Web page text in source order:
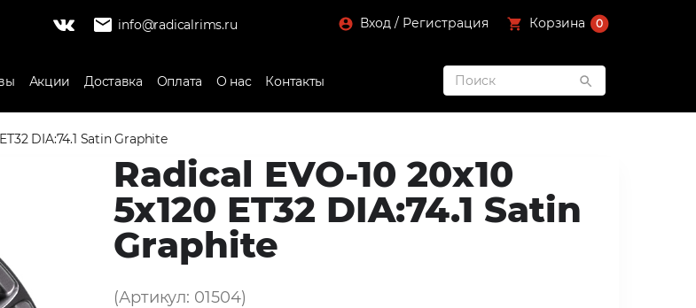
info@radicalrims.ru Вход / Регистрация Корзина 0
Акции Доставка Оплата О нас Контакты
DIA:74.1 Satin Graphite
Radical EVO-10 20x10
5x120 ET32 DIA:74.1 Satin
Graphite
(Артикул: 01504)